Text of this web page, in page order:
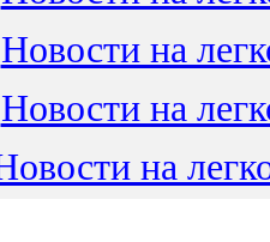
Новости на
Новости на
на